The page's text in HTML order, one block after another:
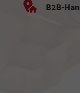
B2B-